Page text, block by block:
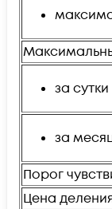
за сутки
за
Порог
Цена